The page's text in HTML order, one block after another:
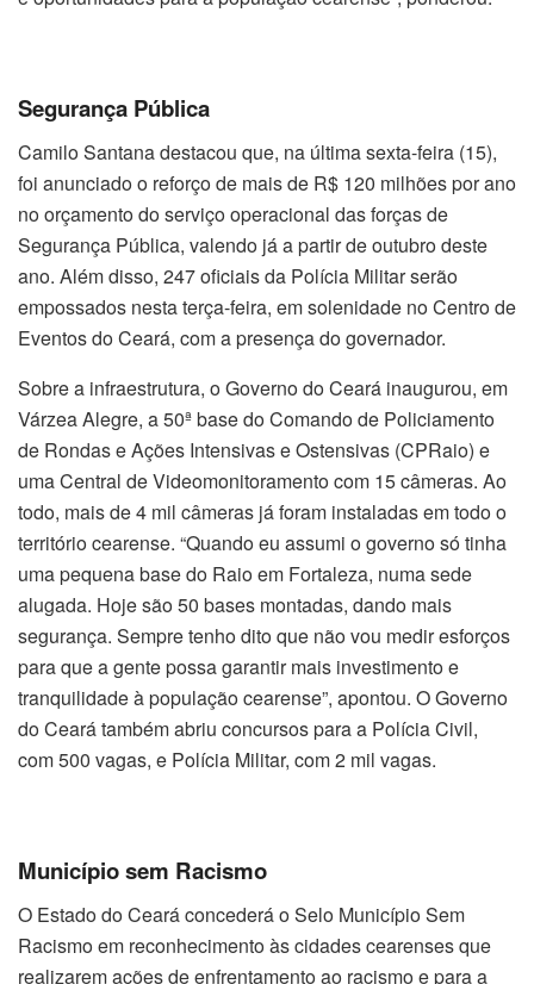
Segurança Pública
Camilo Santana destacou que, na última sexta-feira (15),
foi anunciado o reforço de mais de R$ 120 milhões por ano
no orçamento do serviço operacional das forças de
Segurança Pública, valendo já a partir de outubro deste
ano. Além disso, 247 oficiais da Polícia Militar serão
empossados nesta terça-feira, em solenidade no Centro de
Eventos do Ceará, com a presença do governador.
Sobre a infraestrutura, o Governo do Ceará inaugurou, em
Várzea Alegre, a 50ª base do Comando de Policiamento
de Rondas e Ações Intensivas e Ostensivas (CPRaio) e
uma Central de Videomonitoramento com 15 câmeras. Ao
todo, mais de 4 mil câmeras já foram instaladas em todo o
território cearense. “Quando eu assumi o governo só tinha
uma pequena base do Raio em Fortaleza, numa sede
alugada. Hoje são 50 bases montadas, dando mais
segurança. Sempre tenho dito que não vou medir esforços
para que a gente possa garantir mais investimento e
tranquilidade à população cearense”, apontou. O Governo
do Ceará também abriu concursos para a Polícia Civil,
com 500 vagas, e Polícia Militar, com 2 mil vagas.
Município sem Racismo
O Estado do Ceará concederá o Selo Município Sem
Racismo em reconhecimento às cidades cearenses que
realizarem ações de enfrentamento ao racismo e para a